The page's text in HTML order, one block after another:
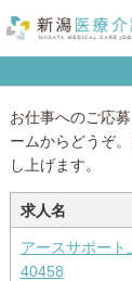
お仕事へのご応
ームからどうぞ
し上げます。
求人名
アースサポー
40458